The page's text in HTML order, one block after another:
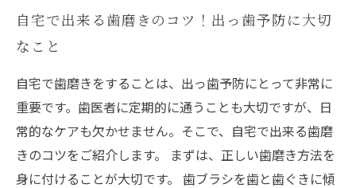
自宅で出来る歯磨きのコツ！出っ歯予防に大切
なこと
自宅で歯磨きをすることは、出っ歯予防にとって非常に
重要です。歯医者に定期的に通うことも大切ですが、日
常的なケアも欠かせません。そこで、自宅で出来る歯磨
きのコツをご紹介します。 まずは、正しい歯磨き方法を
身に付けることが大切です。 歯ブラシを歯と歯ぐきに傾